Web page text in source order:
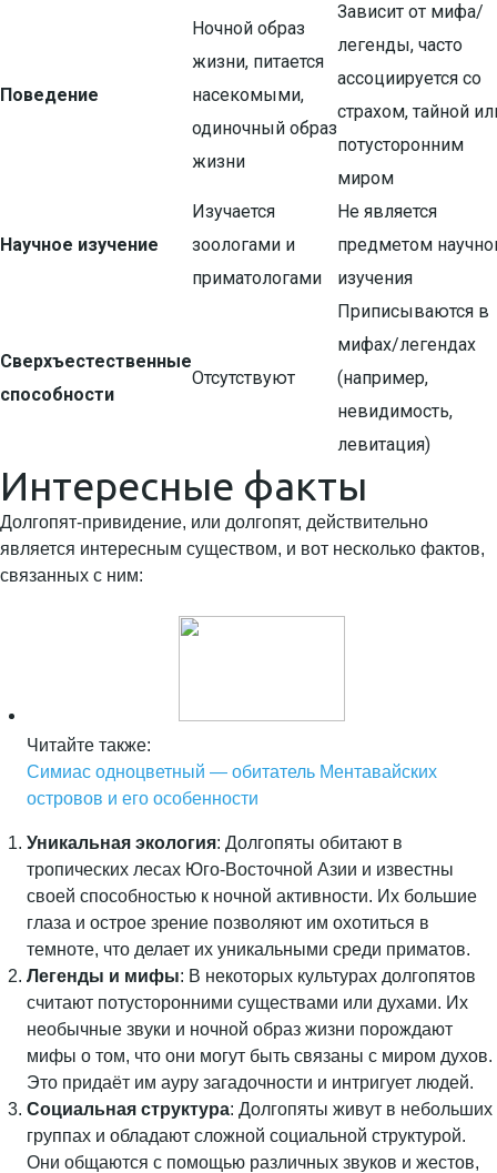
Поведение
Ночной образ
жизни, питается
насекомыми,
одиночный образ
жизни
Зависит от мифа/
легенды, часто
ассоциируется со
страхом, тайной
потусторонним
миром
Научное изучение
Изучается
зоологами и
приматологами
Не является
предметом
изучения
Сверхъестественные
способности
Отсутствуют
Приписываются в
мифах/легендах
(например,
невидимость,
левитация)
Интересные факты
Долгопят-привидение, или долгопят, действительно
является интересным существом, и вот несколько фактов,
связанных с ним:
Читайте также:
Симиас одноцветный — обитатель Ментавайских
островов и его особенности
Уникальная экология: Долгопяты обитают в
тропических лесах Юго-Восточной Азии и известны
своей способностью к ночной активности. Их большие
глаза и острое зрение позволяют им охотиться в
темноте, что делает их уникальными среди приматов.
Легенды и мифы: В некоторых культурах долгопятов
считают потусторонними существами или духами. Их
необычные звуки и ночной образ жизни порождают
мифы о том, что они могут быть связаны с миром духов.
Это придаёт им ауру загадочности и интригует людей.
Социальная структура: Долгопяты живут в небольших
группах и обладают сложной социальной структурой.
Они общаются с помощью различных звуков и жестов,